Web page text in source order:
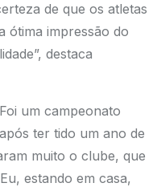
de que os atletas
ótima impressão do
destaca
um campeonato
ter tido um ano de
muito o clube, que
estando em casa,